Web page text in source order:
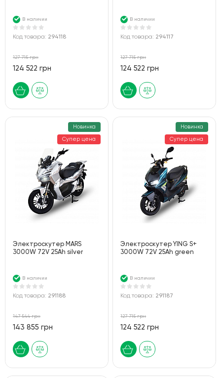
В наличии
Код товара: 294118
127 715 грн
124 522 грн
В наличии
Код товара: 294117
127 715 грн
124 522 грн
Новинка
Супер цена
Электроскутер MARS
3000W 72V 25Ah silver
В наличии
Код товара: 291188
147 544 грн
143 855 грн
Новинка
Супер цена
Электроскутер YING S+
3000W 72V 25Ah green
В наличии
Код товара: 291187
127 715 грн
124 522 грн